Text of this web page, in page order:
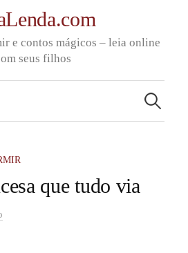
e contos mágicos – leia online
seus filhos
por:
que tudo via